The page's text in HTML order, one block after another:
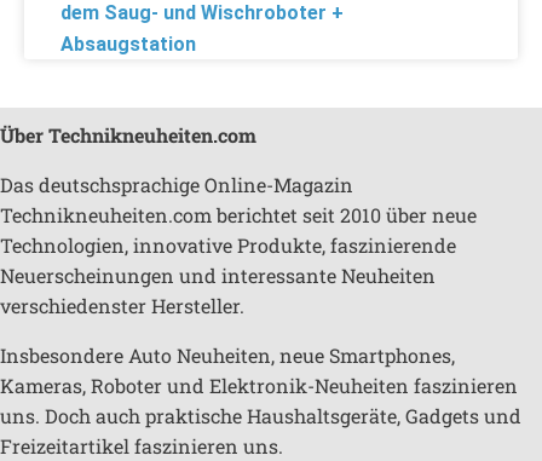
dem Saug- und Wischroboter +
Absaugstation
Über Technikneuheiten.com
Das deutschsprachige Online-Magazin
Technikneuheiten.com berichtet seit 2010 über neue
Technologien, innovative Produkte, faszinierende
Neuerscheinungen und interessante Neuheiten
verschiedenster Hersteller.
Insbesondere Auto Neuheiten, neue Smartphones,
Kameras, Roboter und Elektronik-Neuheiten faszinieren
uns. Doch auch praktische Haushaltsgeräte, Gadgets und
Freizeitartikel faszinieren uns.